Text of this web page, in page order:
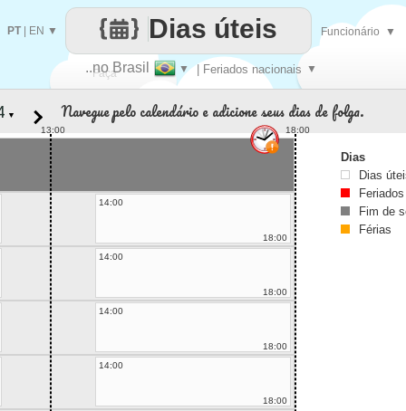
Faça
..no Brasil ▼ | Feriados nacionais ▼
Dias úteis
PT| EN ▼ Funcionário ▼
▼ Navegue pelo calendário e adicione seus dias de folga.
13:00 18:00
14:00
18:00
14:00
18:00
14:00
18:00
14:00
18:00
Dias
Dias
Feriados
Fim de
Férias